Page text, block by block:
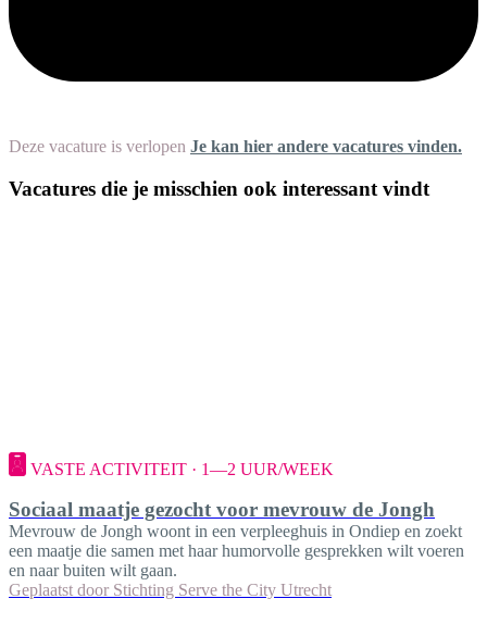
Deze vacature is verlopen Je kan hier andere vacatures vinden.
Vacatures die je misschien ook interessant vindt
VASTE ACTIVITEIT · 1—2 UUR/WEEK
Sociaal maatje gezocht voor mevrouw de Jongh
Mevrouw de Jongh woont in een verpleeghuis in Ondiep en zoekt
een maatje die samen met haar humorvolle gesprekken wilt voeren
en naar buiten wilt gaan.
Geplaatst door Stichting Serve the City Utrecht